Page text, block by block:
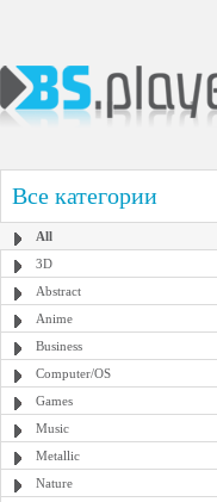
Все категории
All
3D
Abstract
Anime
Business
Computer/OS
Games
Music
Metallic
Nature